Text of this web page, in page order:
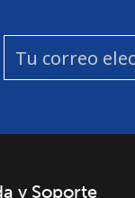
y Soporte